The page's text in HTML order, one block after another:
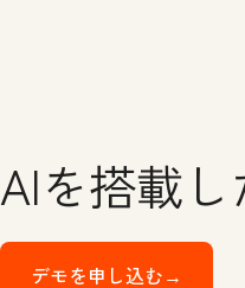
AIを搭載
デモを申し込む→